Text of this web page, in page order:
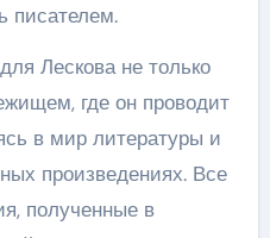
писателем.
Лескова не только
где он проводит
в мир литературы и
произведениях. Все
полученные в